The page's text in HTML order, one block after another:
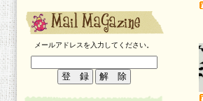
メールアドレスを入力してください。